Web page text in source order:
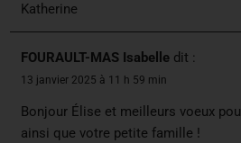
Katherine
FOURAULT-MAS Isabelle dit :
13 janvier 2025 à 11 h 59 min
Bonjour Élise et meilleurs voeux
ainsi que votre petite famille !